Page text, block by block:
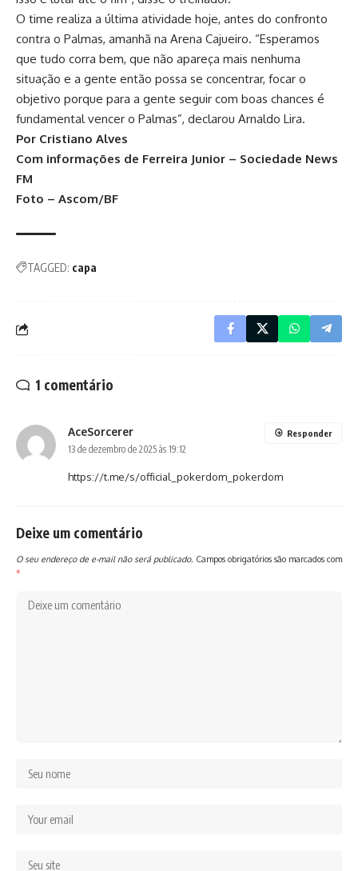
O time realiza a última atividade hoje, antes do confronto
contra o Palmas, amanhã na Arena Cajueiro. “Esperamos
que tudo corra bem, que não apareça mais nenhuma
situação e a gente então possa se concentrar, focar o
objetivo porque para a gente seguir com boas chances é
fundamental vencer o Palmas”, declarou Arnaldo Lira.
Por Cristiano Alves
Com informações de Ferreira Junior – Sociedade News
FM
Foto – Ascom/BF
TAGGED: capa
1 comentário
AceSorcerer
13 de dezembro de 2025 às 19:12
https://t.me/s/official_pokerdom_pokerdom
Responder
Deixe um comentário
O seu endereço de e-mail não será publicado. Campos obrigatórios são marcados com
*